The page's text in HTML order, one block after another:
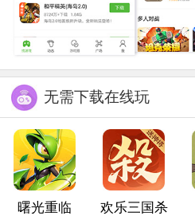
无需下载在线玩
曙光重临 欢乐三国杀